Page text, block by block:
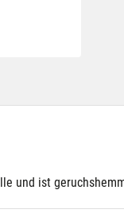
und ist